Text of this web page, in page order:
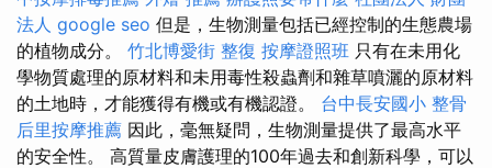
法人 google seo 但是，生物測量包括已經控制的生態農場
的植物成分。 竹北博愛街 整復 按摩證照班 只有在未用化
學物質處理的原材料和未用毒性殺蟲劑和雜草噴灑的原材料
的土地時，才能獲得有機或有機認證。 台中長安國小 整骨
后里按摩推薦 因此，毫無疑問，生物測量提供了最高水平
的安全性。 高質量皮膚護理的100年過去和創新科學，可以